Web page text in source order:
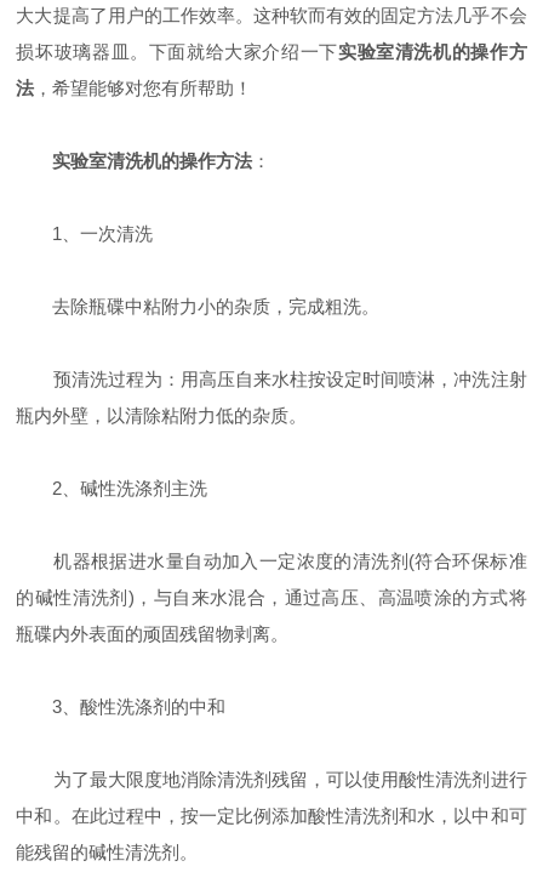
大大提高了用户的工作效率。这种软而有效的固定方法几乎不会
损坏玻璃器皿。下面就给大家介绍一下实验室清洗机的操作方
法 ，希望能够对您有所帮助！
实验室清洗机的操作方法 ：
1、一次清洗
去除瓶碟中粘附力小的杂质，完成粗洗。
预清洗过程为：用高压自来水柱按设定时间喷淋，冲洗注射
瓶内外壁，以清除粘附力低的杂质。
2、碱性洗涤剂主洗
机器根据进水量自动加入一定浓度的清洗剂(符合环保标准
的碱性清洗剂)，与自来水混合，通过高压、高温喷涂的方式将
瓶碟内外表面的顽固残留物剥离。
3、酸性洗涤剂的中和
为了最大限度地消除清洗剂残留，可以使用酸性清洗剂进行
中和。在此过程中，按一定比例添加酸性清洗剂和水，以中和可
能残留的碱性清洗剂。